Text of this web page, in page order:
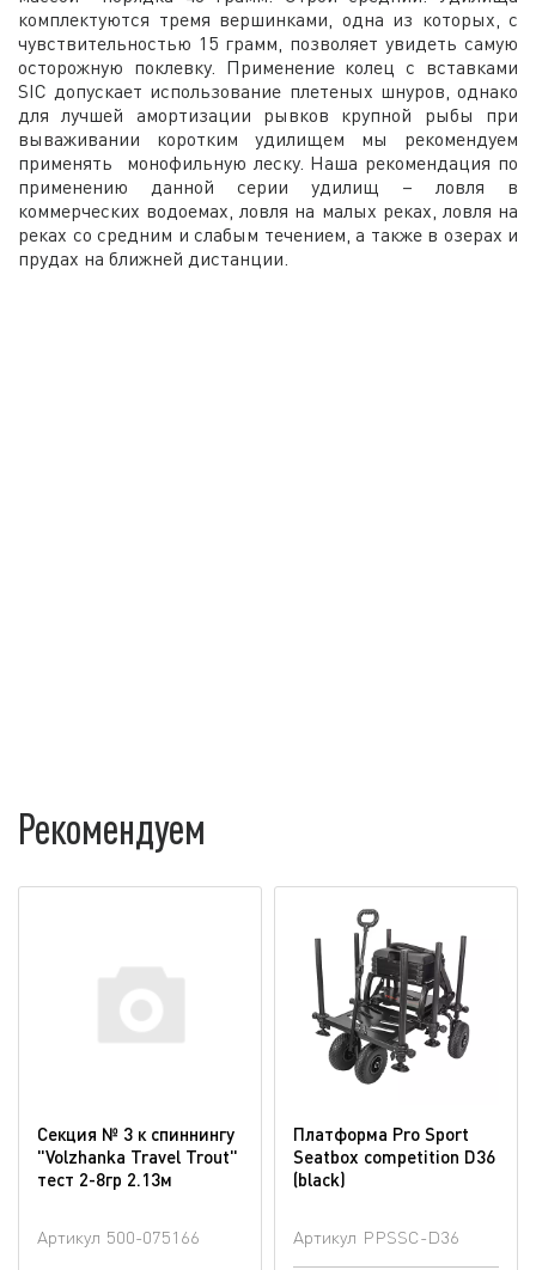
комплектуются тремя вершинками, одна из которых, с
чувствительностью 15 грамм, позволяет увидеть самую
осторожную поклевку. Применение колец с вставками
SIC допускает использование плетеных шнуров, однако
для лучшей амортизации рывков крупной рыбы при
вываживании коротким удилищем мы рекомендуем
применять монофильную леску. Наша рекомендация по
применению данной серии удилищ – ловля в
коммерческих водоемах, ловля на малых реках, ловля на
реках со средним и слабым течением, а также в озерах и
прудах на ближней дистанции.
Рекомендуем
Секция № 3 к спиннингу
"Volzhanka Travel Trout"
тест 2-8гр 2.13м
Артикул 500-075166
Платформа Pro Sport
Seatbox competition D36
(blaсk)
Артикул PPSSC-D36